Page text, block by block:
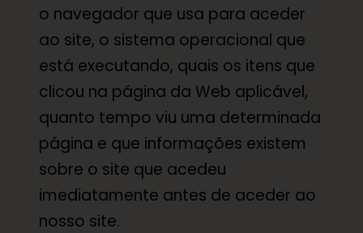
o navegador que usa para aceder
ao site, o sistema operacional que
está executando, quais os itens que
clicou na página da Web aplicável,
quanto tempo viu uma determinada
página e que informações existem
sobre o site que acedeu
imediatamente antes de aceder ao
nosso site.